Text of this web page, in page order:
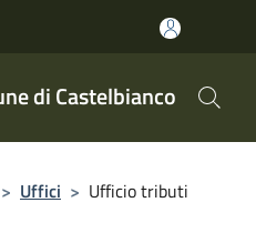
di Castelbianco
> Uffici > Ufficio tributi